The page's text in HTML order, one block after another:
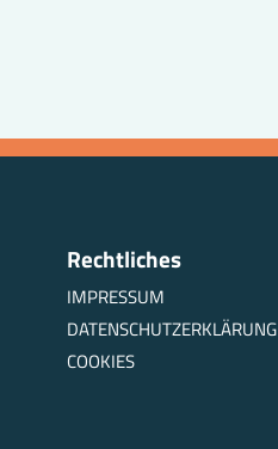
Rechtliches
IMPRESSUM
DATENSCHUTZERKLÄRUNG
COOKIES